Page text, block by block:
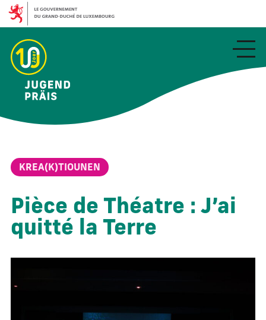
KREA(K)TIOUNEN
Pièce de Théatre : J’ai
quitté la Terre